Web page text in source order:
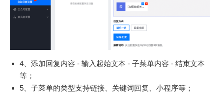
4、添加回复内容 - 输入起始文本 - 子菜单内容 - 结束文本
等；
5、子菜单的类型支持链接、关键词回复、小程序等；